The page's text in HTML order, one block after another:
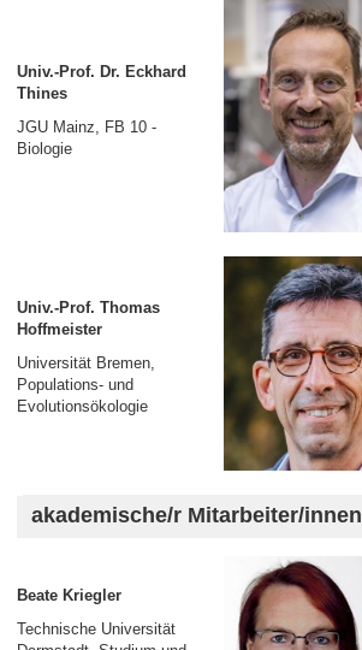
Univ.-Prof. Dr. Eckhard
Thines
JGU Mainz, FB 10 -
Biologie
Univ.-Prof. Thomas
Hoffmeister
Universität Bremen,
Populations- und
Evolutionsökologie
akademische/r Mitarbeiter/innen
Beate Kriegler
Technische Universität